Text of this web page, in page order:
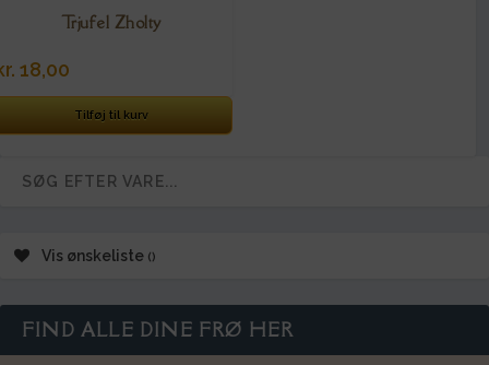
Trjufel Zholty
18,00
Tilføj til kurv
Vis ønskeliste
FIND ALLE DINE FRØ HER